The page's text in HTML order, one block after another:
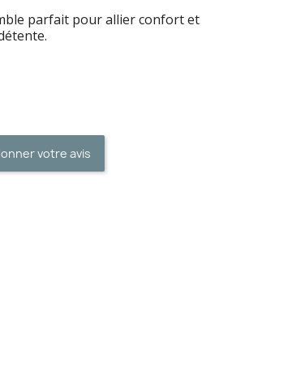
parfait pour allier confort et
votre avis